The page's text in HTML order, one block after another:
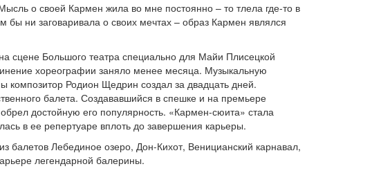
о своей Кармен жила во мне постоянно – то тлела где-то в
бы ни заговаривала о своих мечтах – образ Кармен являлся
сцене Большого театра специально для Майи Плисецкой
хореографии заняло менее месяца. Музыкальную
Родион Щедрин создал за двадцать дней.
балета. Создававшийся в спешке и на премьере
достойную его популярность. «Кармен-сюита» стала
в ее репертуаре вплоть до завершения карьеры.
балетов Лебединое озеро, Дон-Кихот, Веницианский карнавал,
легендарной балерины.